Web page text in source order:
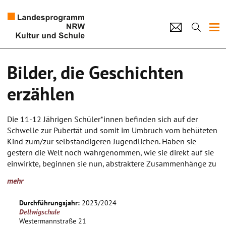
Künstlerpool
Kultur und Schule
home Impressum Datenschutz Kontakt
Bilder, die Geschichten
erzählen
Die 11-12 Jährigen Schüler*innen befinden sich auf der
Schwelle zur Pubertät und somit im Umbruch vom behüteten
Kind zum/zur selbständigeren Jugendlichen. Haben sie
gestern die Welt noch wahrgenommen, wie sie direkt auf sie
einwirkte, beginnen sie nun, abstraktere Zusammenhänge zu
Umständen vorzustellen. Ihr Erfahrungskreis erweitert sich
eingeordnet und bewertet werden.
Indem sie die Kunst als ein Ausdrucksmittel entdecken, kann
mehr
Durchführungsjahr: 2023/2024
Dellwigschule
Westermannstraße 21